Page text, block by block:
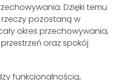
Dzięki temu
pozostaną w
okres przechowywania,
oraz spokój
funkcjonalnością,